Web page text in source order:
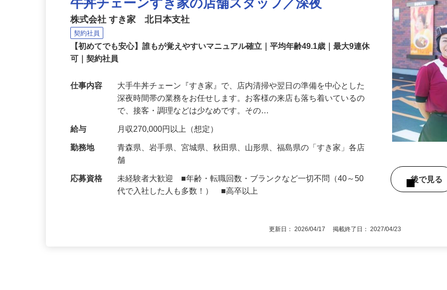
牛丼チェーンすき家の店舗スタッフ／深夜
株式会社 すき家 北日本支社
契約社員
【初めてでも安心】誰もが覚えやすいマニュアル確立｜平均年齢49.1歳｜最大9連休
大手牛丼チェーン『すき家』で、店内清掃や翌日の準備を中心とした
深夜時間帯の業務をお任せします。お客様の来店も落ち着いているの
で、接客・調理などは少なめです。その…
給与 月収270,000円以上（想定）
青森県、岩手県、宮城県、秋田県、山形県、福島県の「すき家」各店
舗
未経験者大歓迎 ■年齢・転職回数・ブランクなど一切不問（40～50